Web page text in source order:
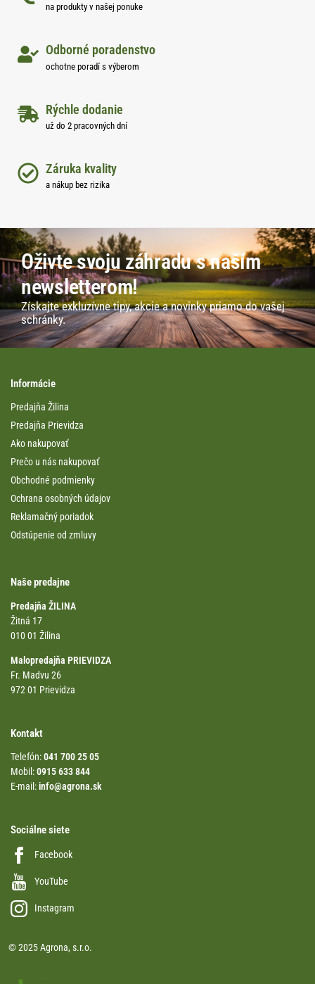
na produkty v našej ponuke
Odborné poradenstvo
ochotne poradí s výberom
Rýchle dodanie
už do 2 pracovných dní
Záruka kvality
a nákup bez rizika
Oživte svoju záhradu s naším
newsletterom!
Získajte exkluzívne tipy, akcie a novinky priamo do vašej
schránky.
Informácie
Predajňa Žilina
Predajňa Prievidza
Ako nakupovať
Prečo u nás nakupovať
Obchodné podmienky
Ochrana osobných údajov
Reklamačný poriadok
Odstúpenie od zmluvy
Naše predajne
Predajňa ŽILINA
Žitná 17
010 01 Žilina
Malopredajňa PRIEVIDZA
Fr. Madvu 26
972 01 Prievidza
Kontakt
Telefón:041 700 25 05
Mobil:0915 633 844
E-mail:info@agrona.sk
Sociálne siete
Facebook
YouTube
Instagram
© 2025 Agrona, s.r.o.